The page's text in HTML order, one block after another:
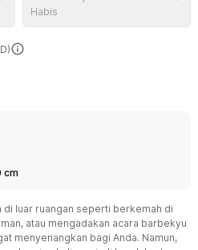
Habis
cm
luar ruangan seperti berkemah di
atau mengadakan acara barbekyu
menyenangkan bagi Anda. Namun,